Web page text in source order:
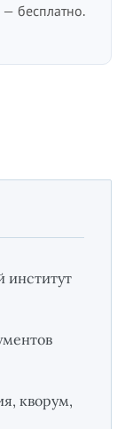
бесплатно.
институт
кворум,